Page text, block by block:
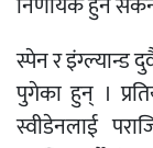
स्पेन र इंग्ल्यान्ड
पुगेका हुन् ।
स्वीडेनलाई